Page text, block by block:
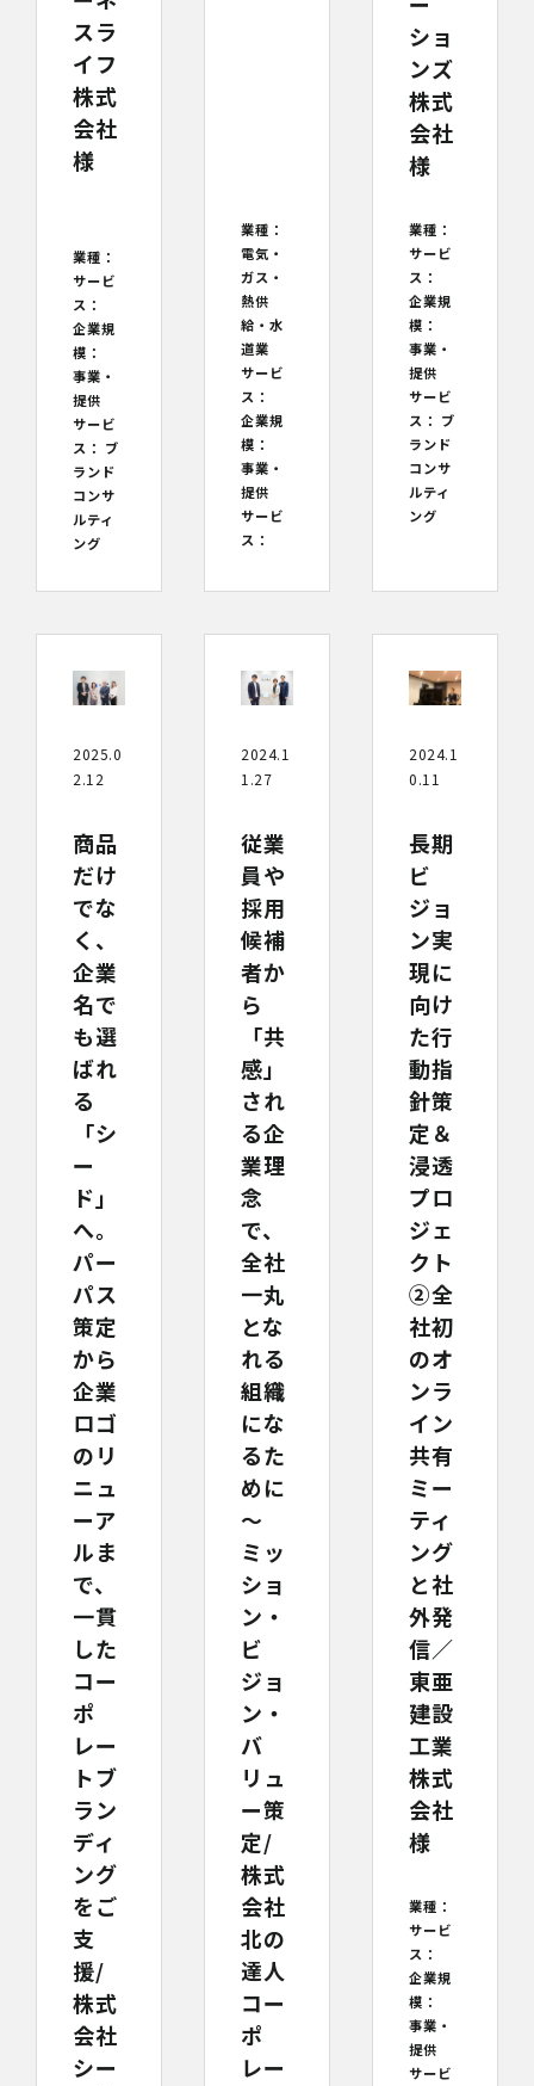
スラ
イフ
株式
会社
様
業種：
サービ
ス：
企業規
模：
事業・
提供
サービ
ス： ブ
ランド
コンサ
ルティ
ング
業種：
電気・
ガス・
熱供
給・水
道業
サービ
ス：
企業規
模：
事業・
提供
サービ
ス：
ショ
ンズ
株式
会社
様
業種：
サービ
ス：
企業規
模：
事業・
提供
サービ
ス： ブ
ランド
コンサ
ルティ
ング
2025.0
2.12
商品
だけ
でな
く、
企業
名で
も選
ばれ
る
「シ
ー
ド」
へ。
パー
パス
策定
から
企業
ロゴ
のリ
ニュ
ーア
ルま
で、
一貫
した
コー
ポ
レー
トブ
ラン
ディ
ング
をご
支
援/
株式
会社
シー
2024.1
1.27
従業
員や
採用
候補
者か
ら
「共
感」
され
る企
業理
念
で、
全社
一丸
とな
れる
組織
にな
るた
めに
～
ミッ
ショ
ン・
ビ
ジョ
ン・
バ
リュ
ー策
定/
株式
会社
北の
達人
コー
ポ
レー
2024.1
0.11
長期
ビ
ジョ
ン実
現に
向け
た行
動指
針策
定＆
浸透
プロ
ジェ
クト
②全
社初
のオ
ンラ
イン
共有
ミー
ティ
ング
と社
外発
信／
東亜
建設
工業
株式
会社
様
業種：
サービ
ス：
企業規
模：
事業・
提供
サービ